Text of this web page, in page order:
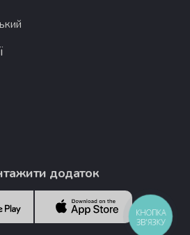
додаток
КНОПКА
ЗВ'ЯЗКУ